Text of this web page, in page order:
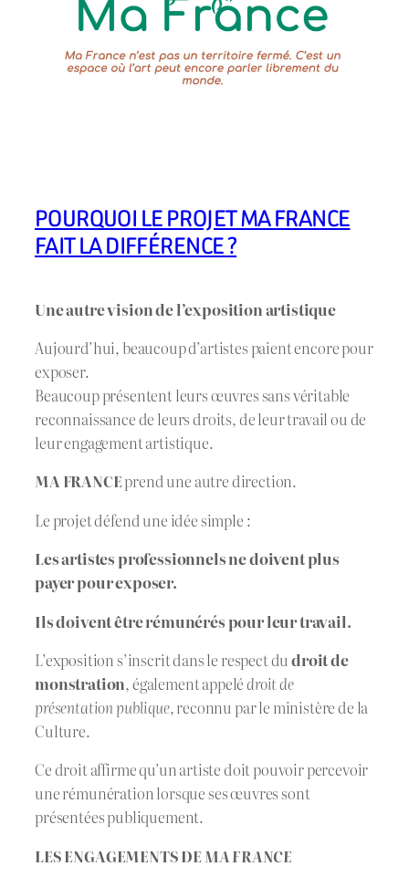
POURQUOI LE PROJET MA FRANCE
FAIT LA DIFFÉRENCE ?
Une autre vision de l’exposition artistique
Aujourd’hui, beaucoup d’artistes paient encore pour
exposer.
Beaucoup présentent leurs œuvres sans véritable
reconnaissance de leurs droits, de leur travail ou de
leur engagement artistique.
MA FRANCEprend une autre direction.
Le projet défend une idée simple :
Les artistes professionnels ne doivent plus
payer pour exposer.
Ils doivent être rémunérés pour leur travail.
L’exposition s’inscrit dans le respect dudroit de
monstration, également appelédroit de
présentation publique, reconnu par le ministère de la
Culture.
Ce droit affirme qu’un artiste doit pouvoir percevoir
une rémunération lorsque ses œuvres sont
présentées publiquement.
LES ENGAGEMENTS DEMA FRANCE